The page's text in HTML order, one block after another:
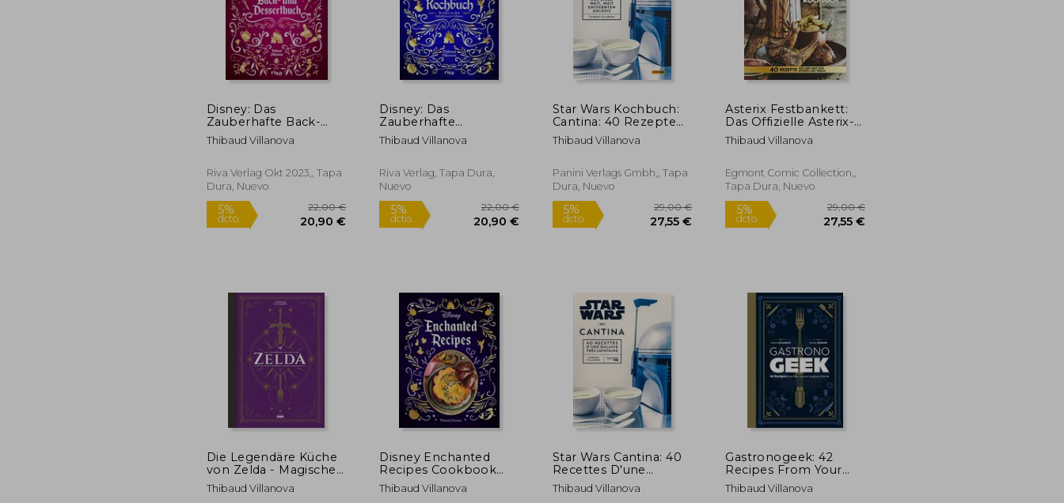
5%
dcto.
5%
dcto. 26,30 €
5%
dcto.
31,24 €
29,68 €
5%
dcto.
Disney: Das
Zauberhafte Back-
und Dessertbuch (en
Alemán)
Thibaud Villanova
Riva Verlag Okt 2023,, Tapa
Dura, Nuevo
dcto. 20,90 €
Disney: Das
Zauberhafte
Kochbuch (en
Alemán)
Thibaud Villanova
Riva Verlag, Tapa Dura,
Nuevo
5%
dcto. 20,90 €
Star Wars Kochbuch:
Cantina: 40 Rezepte
aus Einer Weit, Weit
Entfernten Galaxis (en
Thibaud Villanova
Panini Verlags Gmbh,, Tapa
Dura, Nuevo
5%
dcto. 27,55 €
Asterix Festbankett:
Das Offizielle Asterix-
Kochbuch (en
Alemán)
Thibaud Villanova
Egmont Comic Collection,,
Tapa Dura, Nuevo
5%
dcto.
Die Legendäre Küche
von Zelda - Magische
Rezepte Inspiriert von
der Videogame-Saga
Thibaud Villanova
Disney Enchanted
Recipes Cookbook
(en Inglés)
Thibaud Villanova
Star Wars Cantina: 40
Recettes D'une
Galaxie Très Lointaine
(en Francés)
Thibaud Villanova
Gastronogeek: 42
Recipes From Your
Favorite Imaginary
Worlds (en Inglés)
Thibaud Villanova